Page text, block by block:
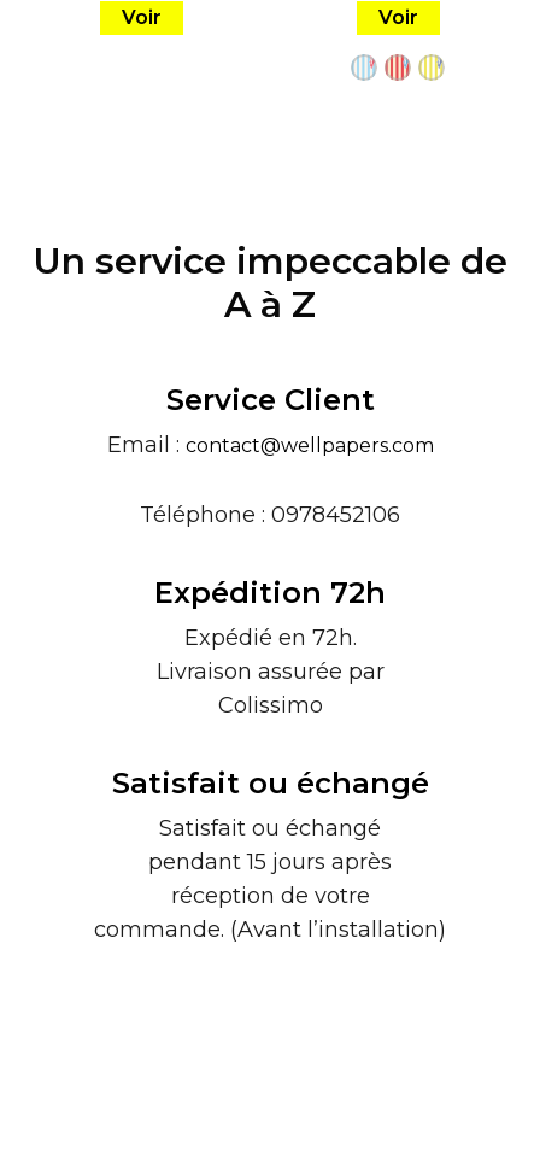
Voir Voir
Un service impeccable de
A à Z
Service Client
Email : contact@wellpapers.com
Téléphone : 0978452106
Expédition 72h
Expédié en 72h.
Livraison assurée par
Colissimo
Satisfait ou échangé
Satisfait ou échangé
pendant 15 jours après
réception de votre
commande. (Avant l’installation)